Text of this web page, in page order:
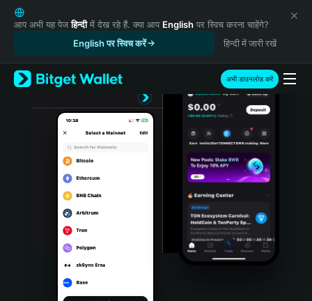
English
日本語
Русский
Español (Latinoamérica)
Türkçe
Português (Portugal)
Bahasa Indonesia
Português (Brasil)
आप अभी यह पेजहिन्दीमें देख रहे हैं. क्या आप English पर स्विच करना चाहेंगे?
English पर स्विच करें
हिन्दी में जारी रखें
अभी डाउनलोड करें